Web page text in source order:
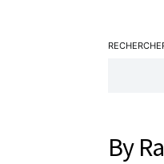
By